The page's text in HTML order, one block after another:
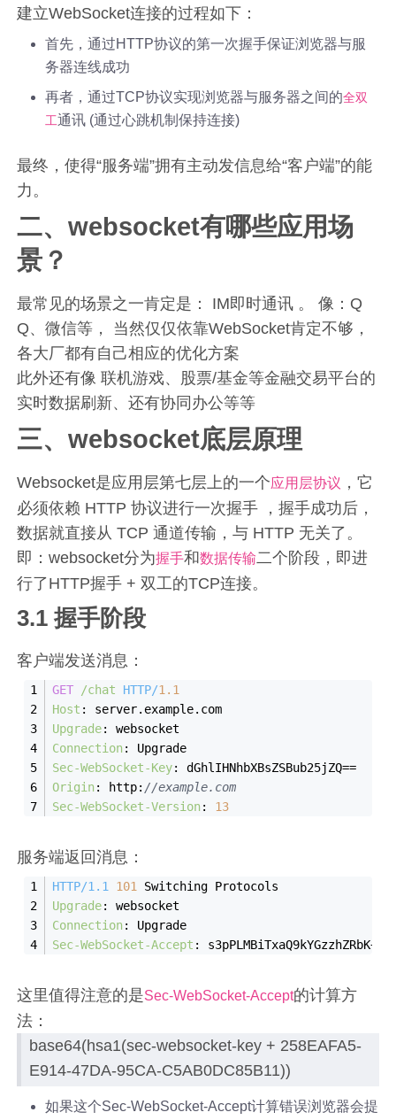
建立WebSocket连接的过程如下：
首先，通过HTTP协议的第一次握手保证浏览器与服
务器连线成功
再者，通过TCP协议实现浏览器与服务器之间的全双
工通讯 (通过心跳机制保持连接)
最终，使得“服务端”拥有主动发信息给“客户端”的能
力。
二、websocket有哪些应用场
景？
最常见的场景之一肯定是： IM即时通讯 。 像：Q
Q、微信等， 当然仅仅依靠WebSocket肯定不够，
各大厂都有自己相应的优化方案
此外还有像 联机游戏、股票/基金等金融交易平台的
实时数据刷新、还有协同办公等等
三、websocket底层原理
Websocket是应用层第七层上的一个应用层协议 ，它
必须依赖 HTTP 协议进行一次握手 ，握手成功后，
数据就直接从 TCP 通道传输，与 HTTP 无关了。
即：websocket分为握手和数据传输二个阶段，即进
行了HTTP握手 + 双工的TCP连接。
3.1 握手阶段
客户端发送消息：
GET /chat HTTP/1.1
Host : server.example.com
Upgrade: websocket
Connection: Upgrade
Sec-WebSocket-Key: dGhlIHNhbXBsZSBub25jZQ==
Origin: http: //example.com
Sec-WebSocket-Version: 13
服务端返回消息：
HTTP/1.1 101
Switching Protocols
Upgrade: websocket
Connection: Upgrade
Sec-WebSocket-Accept :
这里值得注意的是Sec-WebSocket-Accept的计算方
法：
base64(hsa1(sec-websocket-key + 258EAFA5-
E914-47DA-95CA-C5AB0DC85B11))
如果这个Sec-WebSocket-Accept计算错误浏览器会提